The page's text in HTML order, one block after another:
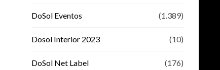
DoSol Eventos (1.389)
Dosol Interior 2023 (10)
DoSol Net Label (176)